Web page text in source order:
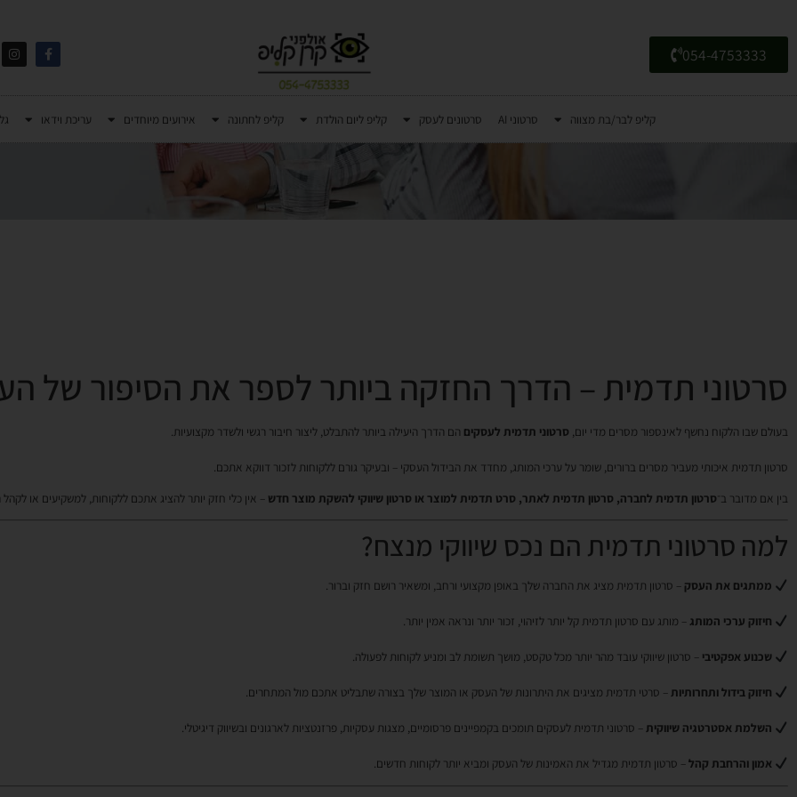
054-4753333
קליפ לבר/בת מצווה סרטוני AI סרטונים לעסק קליפ ליום הולדת קליפ לחתונה אירועים מיוחדים עריכת וידאו
סרטוני תדמית – הדרך החזקה ביותר לספר את הסיפור של
בעולם שבו הלקוח נחשף לאינספור מסרים מדי יום, סרטוני תדמית לעסקים הם הדרך היעילה ביותר להתבלט, ליצור חיבור רגשי ולשדר מקצועיות.
סרטון תדמית איכותי מעביר מסרים ברורים, שומר על ערכי המותג, מחדד את הבידול העסקי – ובעיקר גורם ללקוחות לזכור דווקא אתכם.
בין אם מדובר ב־ סרטון תדמית לחברה, סרטון תדמית לאתר, סרט תדמית למוצר או סרטון שיווקי להשקת מוצר חדש – אין כלי חזק יותר להציג אתכם ללקוחות, למשקיעים או
למה סרטוני תדמית הם נכס שיווקי מנצח?
ממתגים את העסק – סרטון תדמית מציג את החברה שלך באופן מקצועי ורחב, ומשאיר רושם חזק וברור.
חיזוק ערכי המותג – מותג עם סרטון תדמית קל יותר לזיהוי, זכור יותר ונראה אמין יותר.
שכנוע אפקטיבי – סרטון שיווקי עובד מהר יותר מכל טקסט, מושך תשומת לב ומניע לקוחות לפעולה.
חיזוק בידול ותחרותיות– סרטי תדמית מציגים את היתרונות של העסק או המוצר שלך בצורה שתבליט אתכם מול המתחרים.
השלמת אסטרטגיה שיווקית– סרטוני תדמית לעסקים תומכים בקמפיינים פרסומיים, מצגות עסקיות, פרזנטציות לארגונים ובשיווק דיגיטלי.
אמון והרחבת קהל– סרטון תדמית מגדיל את האמינות של העסק ומביא יותר לקוחות חדשים.